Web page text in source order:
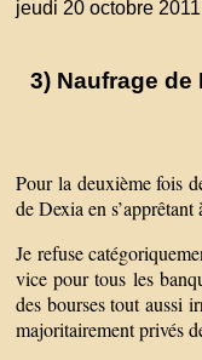
jeudi 20 octobre
3) Naufrage
Pour la deuxième fois
de Dexia en
Je refuse
vice pour tous les
des bourses tout aussi
majoritairement privés